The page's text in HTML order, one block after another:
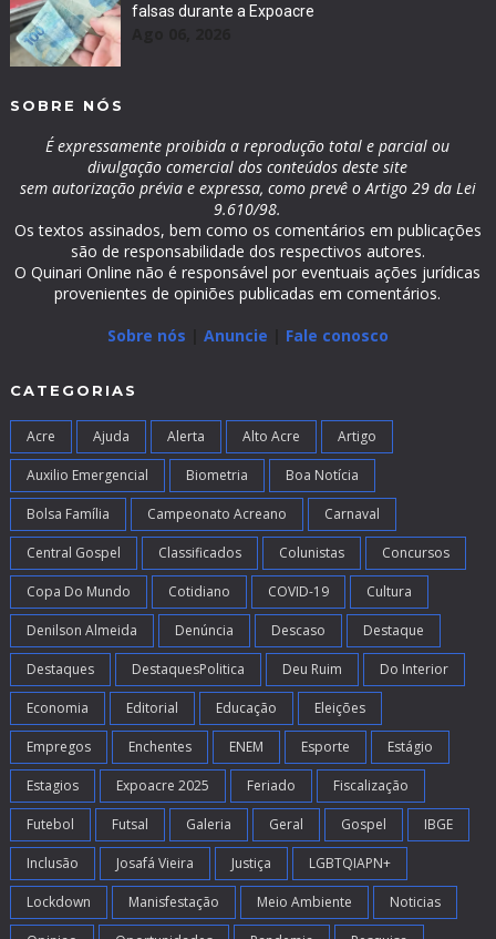
falsas durante a Expoacre
SOBRE NÓS
É expressamente proibida a reprodução total e parcial ou
divulgação comercial dos conteúdos deste site
sem autorização prévia e expressa, como prevê o Artigo 29 da Lei
9.610/98.
Os textos assinados, bem como os comentários em publicações
são de responsabilidade dos respectivos autores.
O Quinari Online não é responsável por eventuais ações jurídicas
provenientes de opiniões publicadas em comentários.
Sobre nós
Anuncie Fale conosco
CATEGORIAS
Acre Ajuda Alerta Alto Acre Artigo
Auxilio Emergencial Biometria Boa Notícia
Bolsa Família Campeonato Acreano Carnaval
Central Gospel Classificados Colunistas Concursos
Copa Do Mundo Cotidiano COVID-19 Cultura
Denilson Almeida Denúncia Descaso Destaque
Destaques DestaquesPolitica Deu Ruim Do Interior
Economia Editorial Educação Eleições
Empregos Enchentes ENEM Esporte Estágio
Estagios Expoacre 2025 Feriado Fiscalização
Futebol Futsal Galeria Geral Gospel IBGE
Inclusão Josafá Vieira Justiça LGBTQIAPN+
Lockdown Manisfestação Meio Ambiente Noticias